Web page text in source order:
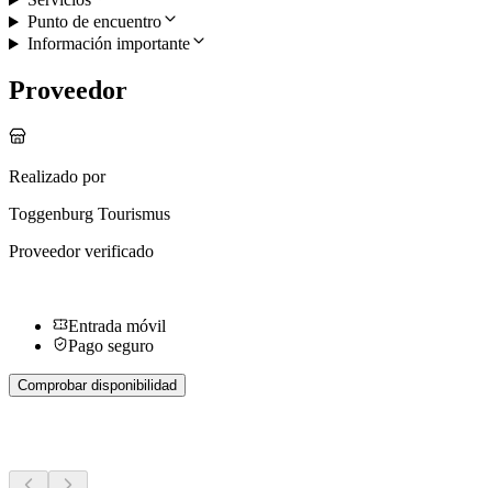
Punto de encuentro
Información importante
Proveedor
Realizado por
Toggenburg Tourismus
Proveedor verificado
Entrada móvil
Pago seguro
Comprobar disponibilidad